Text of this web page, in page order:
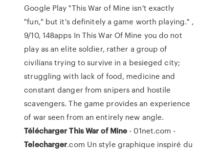
Google Play "This War of Mine isn't exactly
"fun," but it's definitely a game worth playing." ,
9/10, 148apps In This War Of Mine you do not
play as an elite soldier, rather a group of
civilians trying to survive in a besieged city;
struggling with lack of food, medicine and
constant danger from snipers and hostile
scavengers. The game provides an experience
of war seen from an entirely new angle.
Télécharger ThisWar of Mine - 01net.com -
Telecharger.com Un style graphique inspiré du